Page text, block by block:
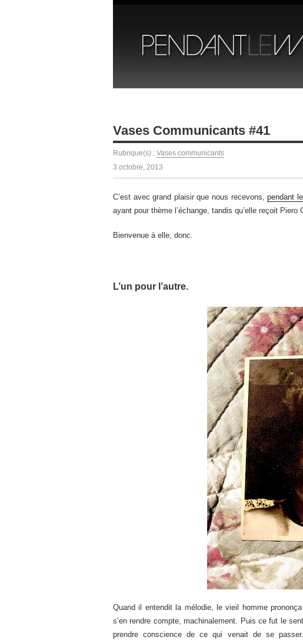
Vases Communicants #41
Rubrique(s) : Vases communicants
3 octobre, 2013
C’est avec grand plaisir que nous recevons,pendant
ayant pour thème l’échange, tandis qu’elle reçoit Piero
Bienvenue à elle, donc.
L’un pour l’autre.
Quand il entendit la mélodie, le vieil homme
s’en rendre compte, machinalement. Puis ce fut le
prendre conscience de ce qui venait de se